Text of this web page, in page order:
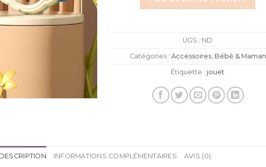
UGS : ND
Catégories : Accessoires, Bébé & Maman
Étiquette : jouet
DESCRIPTION INFORMATIONS COMPLÉMENTAIRES AVIS (0)